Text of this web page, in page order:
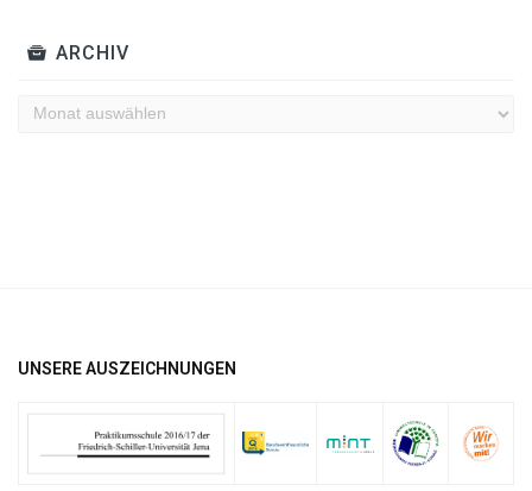
ARCHIV
Archiv
UNSERE AUSZEICHNUNGEN